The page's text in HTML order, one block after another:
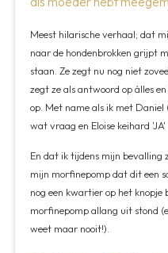
Meest hilarische verhaal; dat
naar de hondenbrokken grijpt
staan. Ze zegt nu nog niet
zegt ze als antwoord op álles
op. Met name als ik met
wat vraag en Eloise keihard 'JA'
En dat ik tijdens mijn bevalling
mijn morfinepomp dat dit een
nog een kwartier op het
morfinepomp allang uit stond
weet maar nooit!).